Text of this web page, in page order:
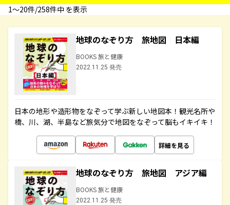
1〜20件/258件中 を表示
地球のなぞり方 旅地図 日本編
BOOKS 旅と健康
2022.11.25 発売
日本の地形や造形物をなぞって学ぶ新しい地図本！観光名所や
橋、川、湖、半島など旅気分で地図をなぞって脳もイキイキ！
詳細を見る
地球のなぞり方 旅地図 アジア編
BOOKS 旅と健康
2022.11.25 発売